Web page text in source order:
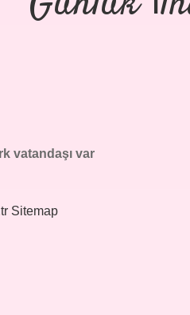
vatandaşı var
Sitemap